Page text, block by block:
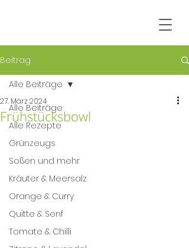
Beitrag
Alle Beiträge
Alle Rezepte
Grünzeugs
Soßen und mehr
Kräuter & Meersalz
Orange & Curry
Quitte & Senf
Tomate & Chilli
Alle Beiträge
Frühstücksbowl
27. März 2024